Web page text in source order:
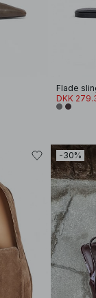
Flade
DKK
-30%